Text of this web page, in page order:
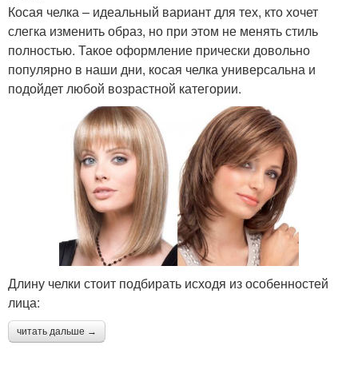
Косая челка – идеальный вариант для тех, кто хочет
слегка изменить образ, но при этом не менять стиль
полностью. Такое оформление прически довольно
популярно в наши дни, косая челка универсальна и
подойдет любой возрастной категории.
Длину челки стоит подбирать исходя из особенностей
лица:
читать дальше →